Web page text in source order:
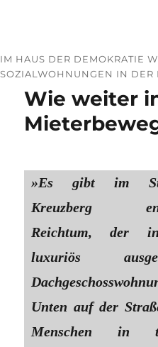
IM HAUS DER DEMOKRATIE
SOZIALWOHNUNGEN IN DER
Wie weiter
»Es gibt im
Kreuzberg
Reichtum, der
luxuriös
Unten auf der
Menschen in